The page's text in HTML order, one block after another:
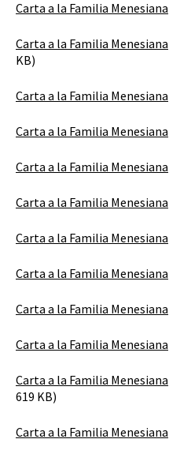
Carta a la Familia Menesiana
Carta a la Familia Menesiana
KB)
Carta a la Familia Menesiana
Carta a la Familia Menesiana
Carta a la Familia Menesiana
Carta a la Familia Menesiana
Carta a la Familia Menesiana
Carta a la Familia Menesiana
Carta a la Familia Menesiana
Carta a la Familia Menesiana
Carta a la Familia Menesiana
619 KB)
Carta a la Familia Menesiana